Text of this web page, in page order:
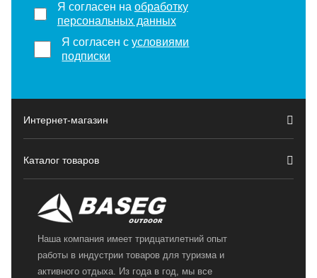
Я согласен на обработку
персональных данных
Я согласен сусловиями
подписки
Интернет-магазин
Каталог товаров
Наша компания имеет тридцатилетний опыт
работы в индустрии товаров для туризма и
активного отдыха. Из года в год, мы все